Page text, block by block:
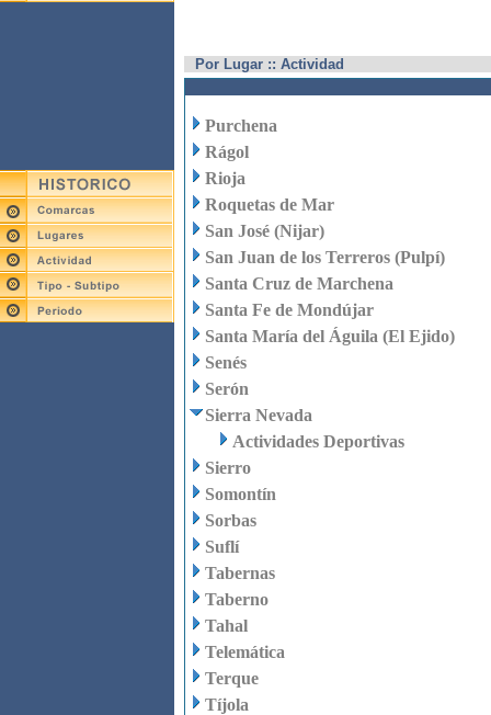
Por Lugar :: Actividad
Purchena
Rágol
Rioja
Roquetas de Mar
San José (Nijar)
San Juan de los Terreros (Pulpí)
Santa Cruz de Marchena
Santa Fe de Mondújar
Santa María del Águila (El Ejido)
Senés
Serón
Sierra Nevada
Actividades Deportivas
Sierro
Somontín
Sorbas
Suflí
Tabernas
Taberno
Tahal
Telemática
Terque
Tíjola